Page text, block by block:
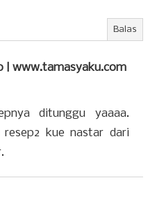
Balas
| www.tamasyaku.com
ditunggu yaaaa.
kue nastar dari